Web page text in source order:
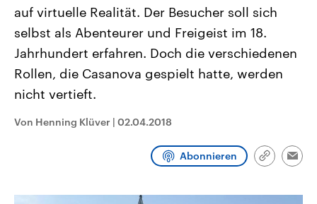
Landtagswahl Sachsen-Anhalt
2026
Alle Informationen
Sachsen-Anhalt wählt am 6.
September 2026 einen neuen
Bundesland von einer Koalition aus
CDU, SPD und FDP regiert.-
Wahlprogramme, aktuelle Berichte
und Hintergründe zu den Parteien
USA
Aktuelle Beiträge,
Hintergründe
Wirtschaftlich und
Programm Podcasts
Audio-Archiv
auf virtuelle Realität. Der Besucher soll sich
selbst als Abenteurer und Freigeist im 18.
Jahrhundert erfahren. Doch die verschiedenen
Rollen, die Casanova gespielt hatte, werden
nicht vertieft.
Von Henning Klüver | 02.04.2018
Abonnieren
Link